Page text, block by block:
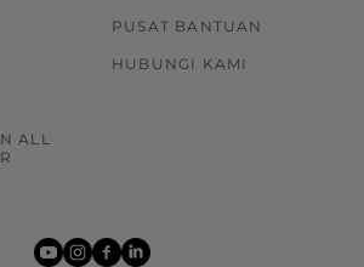
ALL
PUSAT BANTUAN
HUBUNGI KAMI
youtube
instagram
facebook
linkedin